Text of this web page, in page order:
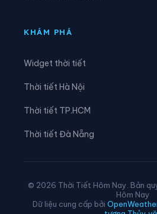
Xã Sơn Tây
KHÁM PHÁ
Widget thời tiết
Thời tiết Hà Nội
Thời tiết TP.HCM
Thời tiết Đà Nẵng
© 2026 Thời Tiết Hôm Nay. Bản
Hôm Nay
Dữ liệu cung cấp bởi